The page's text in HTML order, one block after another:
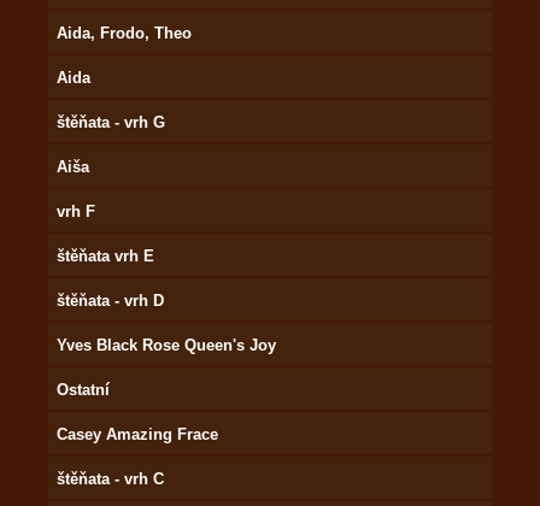
Aida, Frodo, Theo
Aida
štěňata - vrh G
Aiša
vrh F
štěňata vrh E
štěňata - vrh D
Yves Black Rose Queen's Joy
Ostatní
Casey Amazing Frace
štěňata - vrh C